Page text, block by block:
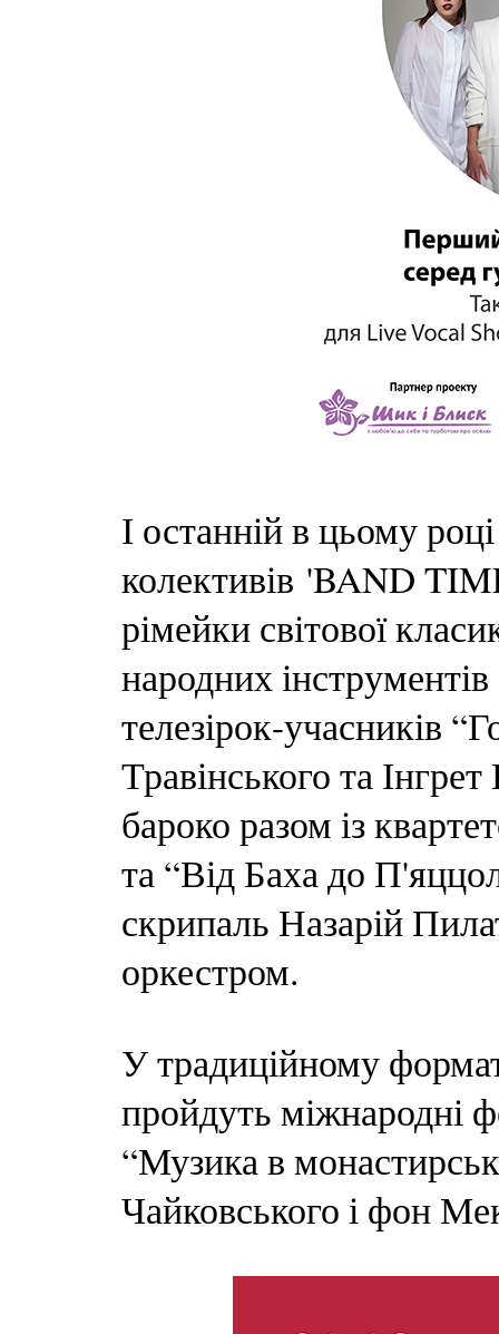
І останній в цьому
колективів 'BAND
рімейки світової
народних
телезірок-учасників
Травінського та
бароко разом із
та “Від Баха до
скрипаль Назарій
оркестром.
У традиційному
пройдуть міжнародні
“Музика в
Чайковського і фон